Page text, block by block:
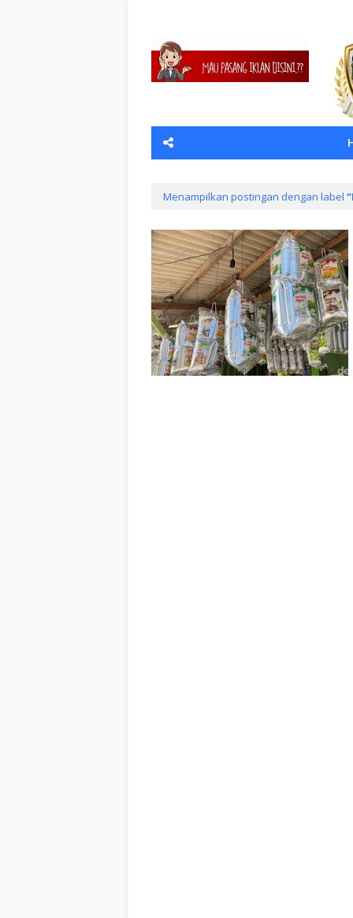
Menampilkan postingan dengan label